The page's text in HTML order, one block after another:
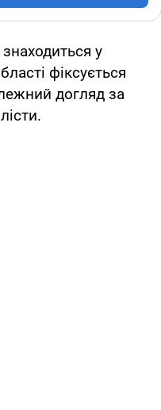
у
фіксується
догляд за